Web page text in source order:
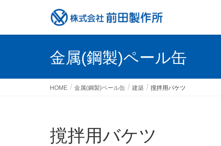
金属(鋼製)ペール缶
HOME 金属(鋼製)ペール缶 建築 撹拌用バケツ
撹拌用バケツ